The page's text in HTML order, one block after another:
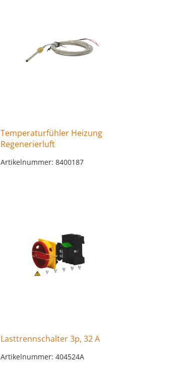
Temperaturfühler Heizung
Regenerierluft
Artikelnummer: 8400187
Lasttrennschalter 3p, 32 A
Artikelnummer: 404524A